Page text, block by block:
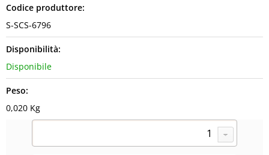
Codice produttore:
S-SCS-6796
Disponibilità:
Disponibile
Peso:
0,020 Kg